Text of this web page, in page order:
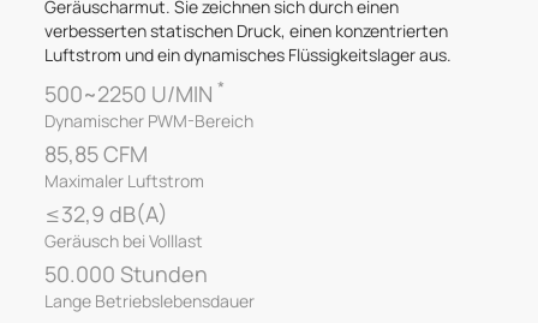
Geräuscharmut. Sie zeichnen sich durch einen
verbesserten statischen Druck, einen konzentrierten
Luftstrom und ein dynamisches Flüssigkeitslager aus.
500~2250 U/MIN*
Dynamischer PWM-Bereich
85,85 CFM
Maximaler Luftstrom
≤32,9 dB(A)
Geräusch bei Volllast
50.000 Stunden
Lange Betriebslebensdauer